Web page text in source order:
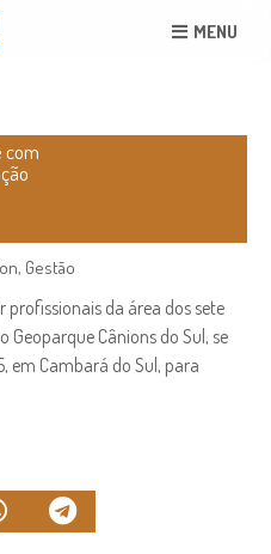
MENU
com
, Gestão
profissionais da área dos sete
Cânions do Sul, se
em Cambará do Sul, para